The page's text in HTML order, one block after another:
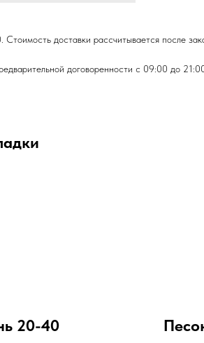
доставки рассчитывается после
договоренности с 09:00 до
20-40